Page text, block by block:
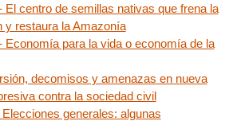
El centro de semillas nativas que frena la
y restaura la Amazonía
Economía para la vida o economía de la
decomisos y amenazas en nueva
contra la sociedad civil
generales: algunas